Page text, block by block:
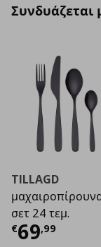
Συνδυάζεται
TILLAGD
σετ 24 τεμ.
€69,99